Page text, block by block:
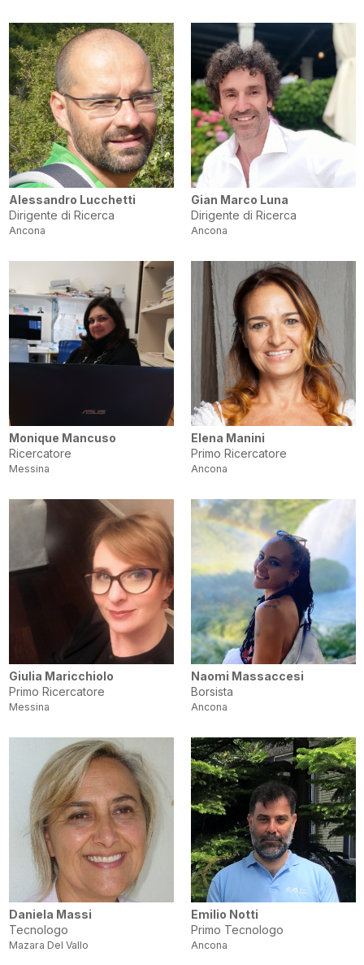
Alessandro Lucchetti
Dirigente di Ricerca
Ancona
Gian Marco Luna
Dirigente di Ricerca
Ancona
Monique Mancuso
Ricercatore
Messina
Elena Manini
Primo Ricercatore
Ancona
Giulia Maricchiolo
Primo Ricercatore
Messina
Naomi Massaccesi
Borsista
Ancona
Daniela Massi
Tecnologo
Mazara Del Vallo
Emilio Notti
Primo Tecnologo
Ancona